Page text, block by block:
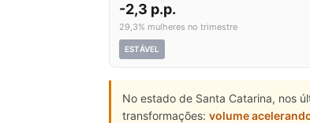
-2,3 p.p.
29,3% mulheres no trimestre
ESTÁVEL
No estado de Santa Catarina, nos
transformações: volume